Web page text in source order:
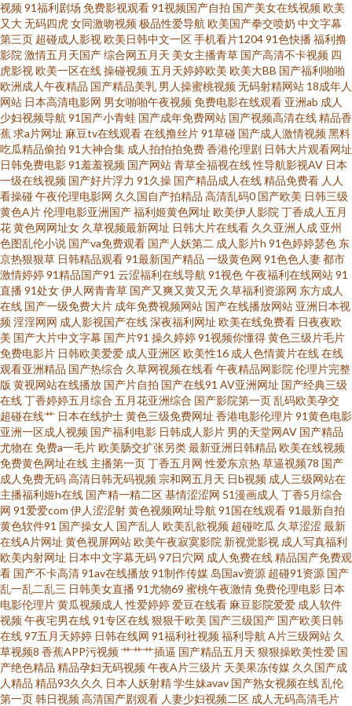
aaaaaa精品 欧美孕妇群交 殴美日韩在线观看 日本最新MV电影免费观看 中文
字幕日韩无码久久 91prontv 91次元91强操 91黑丝国产 97人人在线 bt之家
_bt电影天堂 超碰人妻人人 福利社区爱爱 国产亚洲视频中文字幕 九一AV 免費
激情網址 豆花官网进入免费吃瓜 久久综合久色欧美综合狠狠 欧美成人性交现
场视频 欧美一卡二卡不卡 尤物成人在线 91大神大神唐伯虎 91电影在线免费
看 91热爆TS伪娘 97超碰人久国香蕉 wwwxxx妹 操碰影院 电影在线观看网 国
产成人性爱午夜 国产欧美日本福利导航 国自产精品XXX 精品2025免费版 欧
美蜜桃精品在线一区 日本性交 影视免费电影 91av影音资源 91国产白浆喷水
91啦九色POnY熟妇 91入口免费 www精品综合 91豆花网站 91偷拍福利 91白
丝喷浆视频 97久久国产露脸精品国产 百姓导航 国产精品乱区二区三区 黑丝
白浆 久久草在线 美女视频国产 日韩网址 一夜91次 综艺免费 91看自拍 91牛
牛 99超碰露脸 91传媒视频免费在线观看 91色情黑丝袜 91网站在线免费看
91在线网站免费 国产黄色视频免费在线观看 九九九在线精品国产的 免费看
91 欧美色极品免费在线 91色情免费视频下载 91小视频 av青青 传媒在线入口
国产亚洲一级 快色91 欧美多人肛交 欧洲国产精品 日韩福利影片 色色资源中
文在线 污污网站 野花韩国日本HD免费完整 91CN成人 A级毛片成人在线一区
国产浮力第一页 国产又大又色 开心色色福利社 欧美色图100p 日韩无码导航
婷婷导航一区二区 野花在线观看免费播放电影 91蜜桃无套片 97亚州色图 春
视频91福利剧场 免费影视观看91视频国产自拍 国产美女在线视频欧美
又大无码四虎女同激吻视频极品性爱导航 欧美国产拳交喷奶 中文字幕
第三页 超碰成人影视欧美日韩中文一区手机看片120491色快播福利撸
影院 激情五月天国产综合网五月天 美女主播青草 国产高清不卡视频 四
虎影视欧美一区在线操碰视频五月天婷婷欧美 欧美大BB 国产福利啪啪
欧洲成人午夜精品 国产精品美乳 男人操蜜桃视频无码射精网站 18成年人
网站 日本高清电影网 男女啪啪午夜视频免费电影在线观看 亚洲ab 成人
少妇视频导航 91国产小青蛙 国产成年免费网站 国产视频高清在线精品香
蕉求a片网址 麻豆tv在线观看在线撸丝片91草碰 国产成人激情视频黑料
吃瓜精品偷拍 91大神合集 成人拍拍拍免费香港伦理剧 日韩大片观看网址
日韩免费电影91羞羞视频 国产网站青草全福视在线性导航影视AV 日本
一级在线视频 国产好片浮力 91久操 国产精品成人在线精品免费看 人人
看操碰午夜伦理电影网 久久国自产拍精品 高清乱码0 国产欧美 日韩三级
黄色A片伦理电影亚洲国产福利姬黄色网址 欧美伊人影院 丁香成人五月
花黄色网网址女 久草视频最新网址 日韩大片在线看 久久亚洲人成 亚州
色图乱伦小说 国产va免费观看 国产人妖第二 成人影片h 91色婷婷瑟色 东
京热狠狠草 日韩精品观看91最新国产精品 一级黄色网 91色色人妻都市
激情婷婷91精品国产91 云涩福利在线导航 91视色午夜福利在线网站91
直播91处女伊人网青青草 国产又爽又黄又无 久草福利资源网 东方成人
在线 国产一级免费大片 成年免费视频网站 国产在线播放网站 亚洲日本视
频淫淫网网 成人影视国产在线深夜福利网址 欧美在线免费看 日夜夜欧
美 国产大片中文字幕 国产片91 操久婷婷91视频你懂得黄色三级片毛片
免费电影片 日韩欧美爱爱 成人亚洲区欧美性16 成人色情黄片在线在线
观看亚洲精品 国产热综合 久草网视频在线看午夜精品网影院 伦理片完整
版 黄视网站在线播放 国产片自拍 国产在线91 AV亚洲网址 国产经典三级
在线丁香婷婷五月综合 五月花亚洲综合 国产影院第一页乱码欧美孕交
超碰在线艹 日本在线护士黄色三级免费网址 香港电影伦理片91黄色电影
亚洲一区成人视频 国产福利电影 日韩成人影片 男的天堂网AV 国产精品
尤物在免费a一毛片欧美肠交扩张另类最新亚洲日韩精品 欧美在线视频
免费黄色网址在线 主播第一页丁香五月网 性爱东京热草逼视频78 国产
成人免费无码高清日韩无码视频 宗和网五月天 日b视频 成人三级网站在
主播福利姬h在线 国产精一精二区基情涩涩网 51漫画成人 丁香5月综合
网 91爱爱com 伊人涩涩射黄色视频网址导航 91国在线观看91最新自拍
黄色软件91 国产操女人 国产乱人 欧美乱欲视频 超碰吃瓜 久草涩涩 最新
在线A片网址 黄色视屏网站欧美午夜寂寞影院 新视觉影视 成人写真福利
欧美内射网址 日本中文字幕无码97日穴网 成人免费在线精品国产免费观
看 国产不卡高清91av在线播放91制作传媒 岛国av资源 超碰91资源 国产
乱一乱二乱三 日韩美女直播91尤物69 蜜桃午夜激情免费伦理电影 日本
电影伦理片黄瓜视频成人 性爱婷婷爱豆在线看 麻豆影院爱爱 成人软件
视频午夜宅男在线91专区在线狠狠干欧美 国产三级国产 国产欧美日韩
在线97五月天婷婷 日韩在线网 91福利社视频福利导航 A片三级网站 久
草视频8 香蕉APP污视频艹艹艹插逼 国产精品五月天 狠狠操欧美性爱 国
产绝色精品 精品孕妇无码视频午夜A片三级片 天美果冻传媒 久久国产成
人精品 精品93久久久 日本人妖射精学生妹avav 国产熟女视频在线乱伦
第一页韩日视频高清国产剧观看 人妻少妇视频二区 成人无码高清毛片